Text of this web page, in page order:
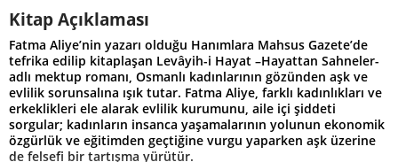
Kitap Açıklaması
Fatma Aliye’nin yazarı olduğu Hanımlara Mahsus Gazete’de
tefrika edilip kitaplaşan Levâyih-i Hayat –Hayattan Sahneler-
adlı mektup romanı, Osmanlı kadınlarının gözünden aşk ve
evlilik sorunsalına ışık tutar. Fatma Aliye, farklı kadınlıkları ve
erkeklikleri ele alarak evlilik kurumunu, aile içi şiddeti
sorgular; kadınların insanca yaşamalarının yolunun ekonomik
özgürlük ve eğitimden geçtiğine vurgu yaparken aşk üzerine
de felsefi bir tartışma yürütür.